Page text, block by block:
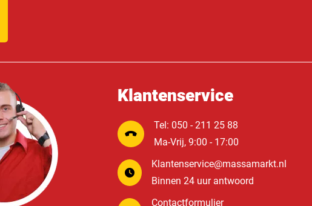
Klantenservice
Tel: 050 - 211 25 88
Ma-Vrij, 9:00 - 17:00
Klantenservice@massamarkt.nl
Binnen 24 uur antwoord
Contactformulier